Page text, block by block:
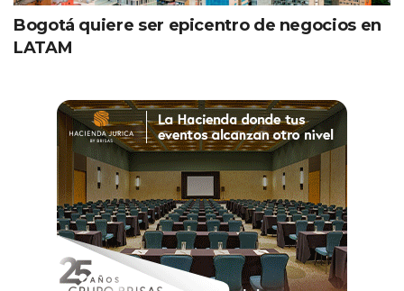
Bogotá quiere ser epicentro de negocios en
LATAM